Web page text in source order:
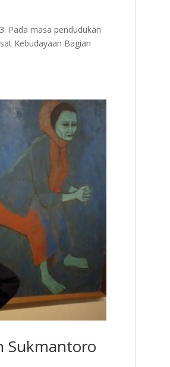
Pada masa pendudukan
Kebudayaan Bagian
Sukmantoro